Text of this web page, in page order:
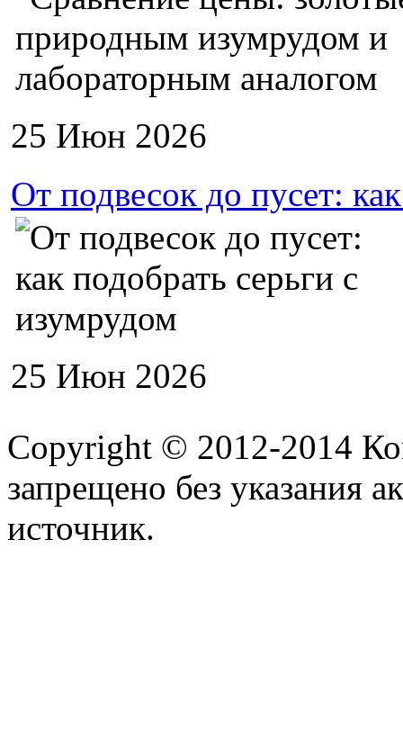
25 Июн 2026
От подвесок до пусет:
25 Июн 2026
Copyright © 2012-2014
запрещено без указания
источник.